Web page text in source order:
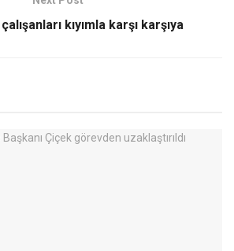
kıyımla karşı karşıya